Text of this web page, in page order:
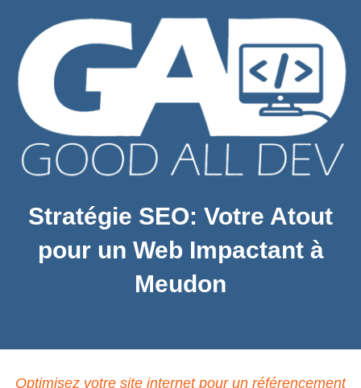
Stratégie SEO: Votre Atout
pour un Web Impactant à
Meudon
Optimisez votre site internet pour un référencement